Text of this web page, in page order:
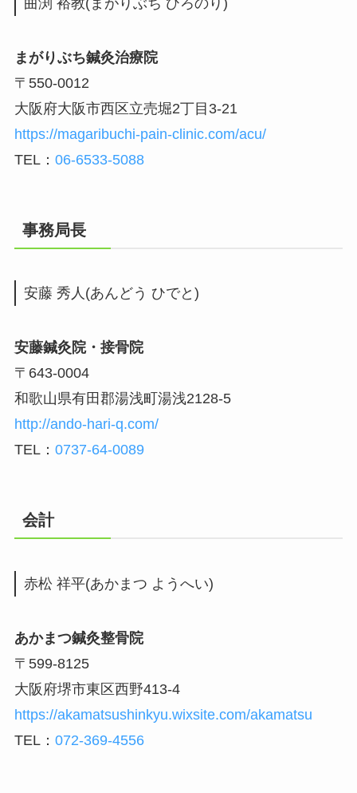
曲渕 裕教(まがりぶち ひろのり)
まがりぶち鍼灸治療院
〒550-0012
大阪府大阪市西区立売堀2丁目3-21
https://magaribuchi-pain-clinic.com/acu/
TEL： 06-6533-5088
事務局長
安藤 秀人(あんどう ひでと)
安藤鍼灸院・接骨院
〒643-0004
和歌山県有田郡湯浅町湯浅2128-5
http://ando-hari-q.com/
TEL： 0737-64-0089
会計
赤松 祥平(あかまつ ようへい)
あかまつ鍼灸整骨院
〒599-8125
大阪府堺市東区西野413-4
https://akamatsushinkyu.wixsite.com/akamatsu
TEL： 072-369-4556